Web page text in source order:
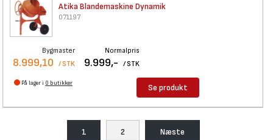
Atika Blandemaskine Dynamik
071197
Bygmaster
8.999,10 / STK
Normalpris
9.999,- / STK
På lager i 0 butikker Se produkt
1 2 Næste